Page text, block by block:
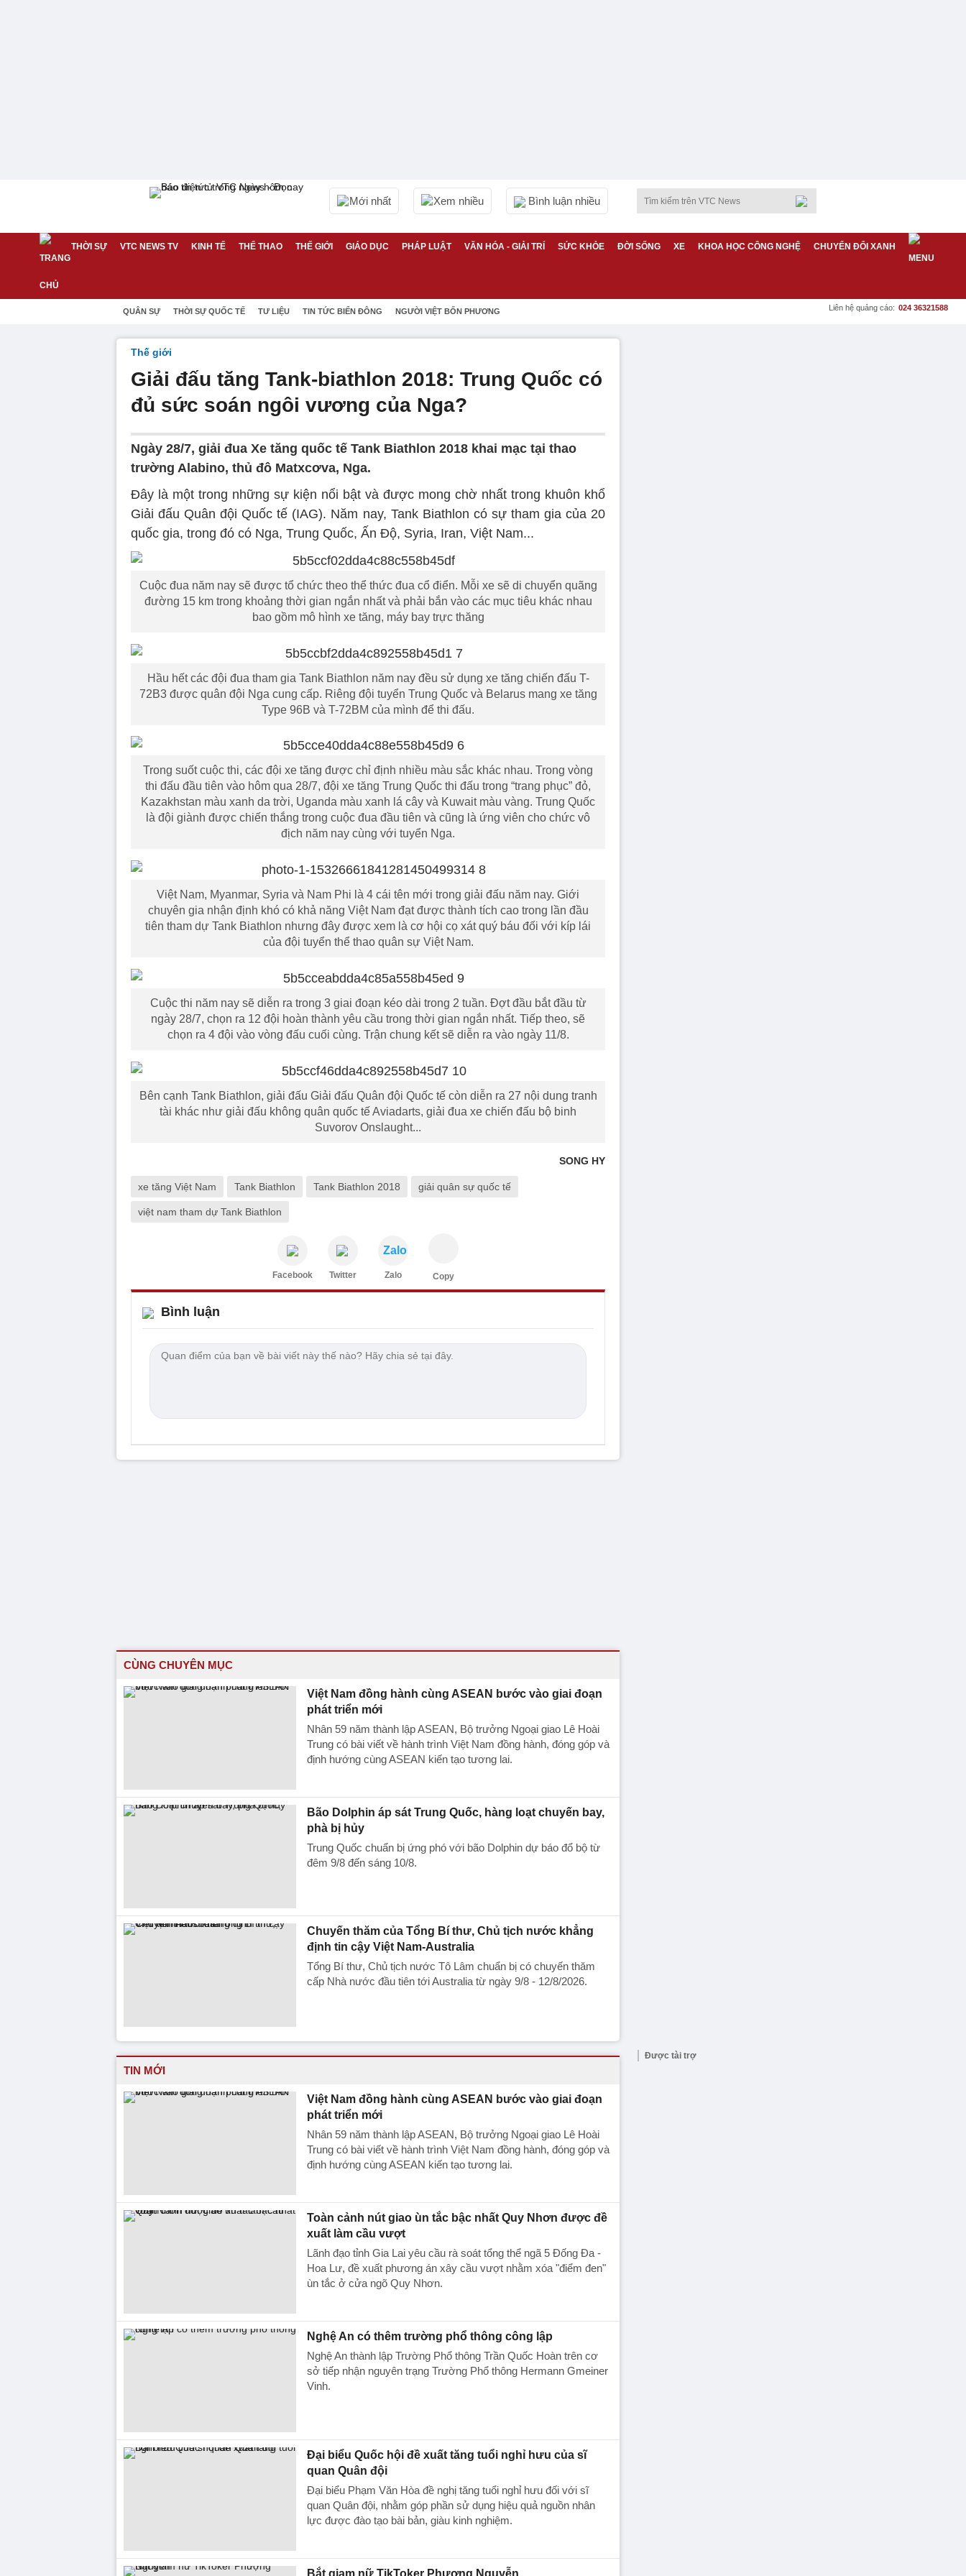
Mới nhất Xem nhiều Bình luận nhiều
THỜI SỰ VTC NEWS TV KINH TẾ THỂ THAO THẾ GIỚI GIÁO DỤC PHÁP LUẬT VĂN HÓA - GIẢI TRÍ SỨC KHỎE ĐỜI SỐNG XE KHOA HỌC CÔNG NGHỆ CHUYỂN ĐỔI XANH
QUÂN SỰ THỜI SỰ QUỐC TẾ TƯ LIỆU TIN TỨC BIỂN ĐÔNG NGƯỜI VIỆT BỐN PHƯƠNG Liên hệ quảng cáo: 024 36321588
Thế giới
Giải đấu tăng Tank-biathlon 2018: Trung Quốc có
đủ sức soán ngôi vương của Nga?
Ngày 28/7, giải đua Xe tăng quốc tế Tank Biathlon 2018 khai mạc tại thao
trường Alabino, thủ đô Matxcơva, Nga.
Đây là một trong những sự kiện nổi bật và được mong chờ nhất trong khuôn khổ
Giải đấu Quân đội Quốc tế (IAG). Năm nay, Tank Biathlon có sự tham gia của 20
quốc gia, trong đó có Nga, Trung Quốc, Ấn Độ, Syria, Iran, Việt Nam...
Cuộc đua năm nay sẽ được tổ chức theo thể thức đua cổ điển. Mỗi xe sẽ di chuyển quãng
đường 15 km trong khoảng thời gian ngắn nhất và phải bắn vào các mục tiêu khác nhau
bao gồm mô hình xe tăng, máy bay trực thăng
Hầu hết các đội đua tham gia Tank Biathlon năm nay đều sử dụng xe tăng chiến đấu T-
72B3 được quân đội Nga cung cấp. Riêng đội tuyển Trung Quốc và Belarus mang xe tăng
Type 96B và T-72BM của mình để thi đấu.
Trong suốt cuộc thi, các đội xe tăng được chỉ định nhiều màu sắc khác nhau. Trong vòng
thi đấu đầu tiên vào hôm qua 28/7, đội xe tăng Trung Quốc thi đấu trong “trang phục” đỏ,
Kazakhstan màu xanh da trời, Uganda màu xanh lá cây và Kuwait màu vàng. Trung Quốc
là đội giành được chiến thắng trong cuộc đua đầu tiên và cũng là ứng viên cho chức vô
địch năm nay cùng với tuyển Nga.
Việt Nam, Myanmar, Syria và Nam Phi là 4 cái tên mới trong giải đấu năm nay. Giới
chuyên gia nhận định khó có khả năng Việt Nam đạt được thành tích cao trong lần đầu
tiên tham dự Tank Biathlon nhưng đây được xem là cơ hội cọ xát quý báu đối với kíp lái
của đội tuyển thể thao quân sự Việt Nam.
Cuộc thi năm nay sẽ diễn ra trong 3 giai đoạn kéo dài trong 2 tuần. Đợt đầu bắt đầu từ
ngày 28/7, chọn ra 12 đội hoàn thành yêu cầu trong thời gian ngắn nhất. Tiếp theo, sẽ
chọn ra 4 đội vào vòng đấu cuối cùng. Trận chung kết sẽ diễn ra vào ngày 11/8.
Bên cạnh Tank Biathlon, giải đấu Giải đấu Quân đội Quốc tế còn diễn ra 27 nội dung tranh
tài khác như giải đấu không quân quốc tế Aviadarts, giải đua xe chiến đấu bộ binh
Suvorov Onslaught...
SONG HY
xe tăng Việt Nam Tank Biathlon Tank Biathlon 2018 giải quân sự quốc tế
việt nam tham dự Tank Biathlon
Facebook Twitter
Zalo
Zalo Copy
Bình luận
CÙNG CHUYÊN MỤC
Việt Nam đồng hành cùng ASEAN bước vào giai đoạn
phát triển mới
Nhân 59 năm thành lập ASEAN, Bộ trưởng Ngoại giao Lê Hoài
Trung có bài viết về hành trình Việt Nam đồng hành, đóng góp và
định hướng cùng ASEAN kiến tạo tương lai.
Bão Dolphin áp sát Trung Quốc, hàng loạt chuyến bay,
phà bị hủy
Trung Quốc chuẩn bị ứng phó với bão Dolphin dự báo đổ bộ từ
đêm 9/8 đến sáng 10/8.
Chuyến thăm của Tổng Bí thư, Chủ tịch nước khẳng
định tin cậy Việt Nam-Australia
Tổng Bí thư, Chủ tịch nước Tô Lâm chuẩn bị có chuyến thăm
cấp Nhà nước đầu tiên tới Australia từ ngày 9/8 - 12/8/2026.
TIN MỚI
Việt Nam đồng hành cùng ASEAN bước vào giai đoạn
phát triển mới
Nhân 59 năm thành lập ASEAN, Bộ trưởng Ngoại giao Lê Hoài
Trung có bài viết về hành trình Việt Nam đồng hành, đóng góp và
định hướng cùng ASEAN kiến tạo tương lai.
Toàn cảnh nút giao ùn tắc bậc nhất Quy Nhơn được đề
xuất làm cầu vượt
Lãnh đạo tỉnh Gia Lai yêu cầu rà soát tổng thể ngã 5 Đống Đa -
Hoa Lư, đề xuất phương án xây cầu vượt nhằm xóa "điểm đen"
ùn tắc ở cửa ngõ Quy Nhơn.
Nghệ An có thêm trường phổ thông công lập
Nghệ An thành lập Trường Phổ thông Trần Quốc Hoàn trên cơ
sở tiếp nhận nguyên trạng Trường Phổ thông Hermann Gmeiner
Vinh.
Đại biểu Quốc hội đề xuất tăng tuổi nghỉ hưu của sĩ
quan Quân đội
Đại biểu Phạm Văn Hòa đề nghị tăng tuổi nghỉ hưu đối với sĩ
quan Quân đội, nhằm góp phần sử dụng hiệu quả nguồn nhân
lực được đào tạo bài bản, giàu kinh nghiệm.
Bắt giam nữ TikToker Phượng Nguyễn
Được tài trợ